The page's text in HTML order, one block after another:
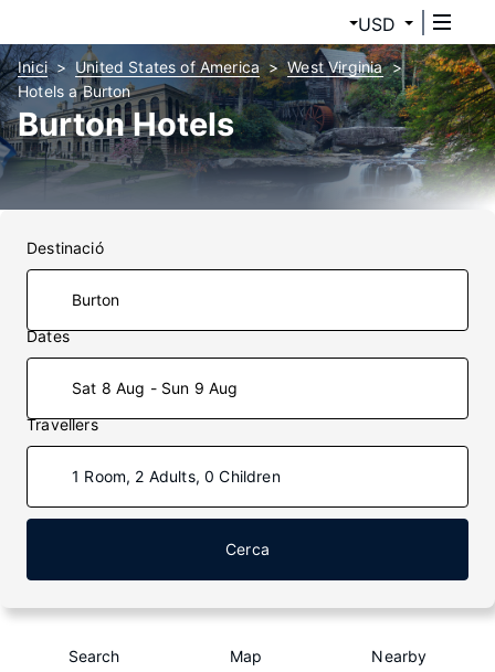
USD
Inici United States of America
West Virginia
Hotels a Burton
Burton Hotels
Destinació
Dates
Sat 8 Aug - Sun 9 Aug
Travellers
1 Room, 2 Adults, 0 Children
Cerca
Search Map Nearby